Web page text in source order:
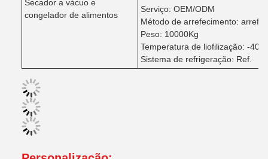
Secador a vácuo e
congelador de alimentos
Serviço: OEM/ODM
Método de arrefecimento:
Peso: 10000Kg
Temperatura de liofilização: -
Sistema de refrigeração: Ref.